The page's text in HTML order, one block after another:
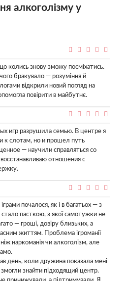
алкоголізму у
що колись знову зможу посміхатись.
бракувало — розуміння й
відкрили новий погляд на
повірити в майбутнє.
игр разрушила семью. В центре я
к слотам, но и прошел путь
— научили справляться со
отношения с
почалося, як і в багатьох — з
стало пасткою, з якої самотужки не
— гроші, довіру близьких, а
життям. Проблема ігроманії
наркоманія чи алкоголізм, але
день, коли дружина показала мені
знайти підходящий центр.